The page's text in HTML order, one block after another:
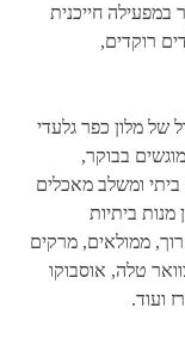
במפעילה חייכנית
רוקדים,
של מלון כפר גלעדי
שמוגשים בבוקר,
ביתי ומשלב מאכלים
מנות ביתיות
ממולאים, מרקים
טלה, אוסבוקו
ועוד.